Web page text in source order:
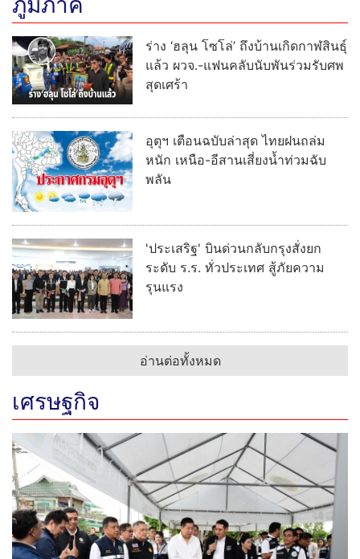
ร่าง ‘ฮลุน โซโล่’ ถึงบ้านเกิดกาฬสินธุ์
แล้ว ผวจ.-แฟนคลับนับพันร่วมรับศพ
สุดเศร้า
อุตุฯ เตือนฉบับล่าสุด ไทยฝนถล่ม
หนัก เหนือ-อีสานเสี่ยงน้ำท่วมฉับ
พลัน
'ประเสริฐ' บินด่วนกลับกรุงสั่งยก
ระดับ ร.ร. ทั่วประเทศ สู้ภัยความ
รุนแรง
อ่านต่อทั้งหมด
เศรษฐกิจ